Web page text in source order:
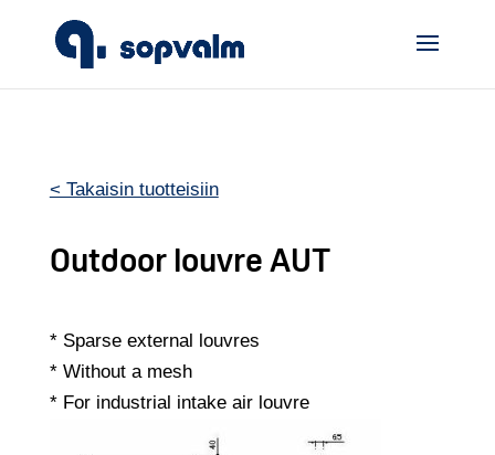
< Takaisin tuotteisiin
Outdoor louvre AUT
* Sparse external louvres
* Without a mesh
* For industrial intake air louvre